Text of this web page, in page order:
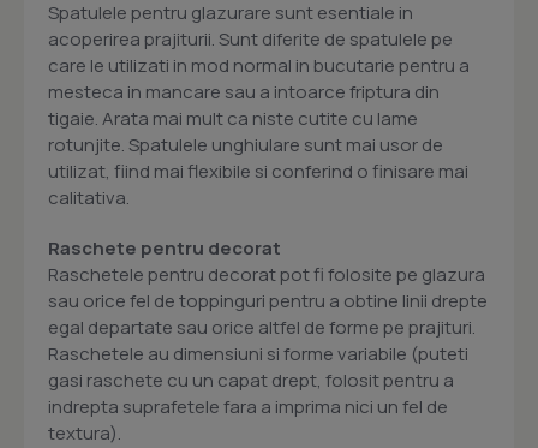
Spatulele pentru glazurare sunt esentiale in
acoperirea prajiturii. Sunt diferite de spatulele pe
care le utilizati in mod normal in bucutarie pentru a
mesteca in mancare sau a intoarce friptura din
tigaie. Arata mai mult ca niste cutite cu lame
rotunjite. Spatulele unghiulare sunt mai usor de
utilizat, fiind mai flexibile si conferind o finisare mai
calitativa.
Raschete pentru decorat
Raschetele pentru decorat pot fi folosite pe glazura
sau orice fel de toppinguri pentru a obtine linii drepte
egal departate sau orice altfel de forme pe prajituri.
Raschetele au dimensiuni si forme variabile (puteti
gasi raschete cu un capat drept, folosit pentru a
indrepta suprafetele fara a imprima nici un fel de
textura).